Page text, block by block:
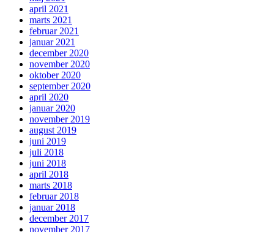
april 2021
marts 2021
februar 2021
januar 2021
december 2020
november 2020
oktober 2020
september 2020
april 2020
januar 2020
november 2019
august 2019
juni 2019
juli 2018
juni 2018
april 2018
marts 2018
februar 2018
januar 2018
december 2017
november 2017